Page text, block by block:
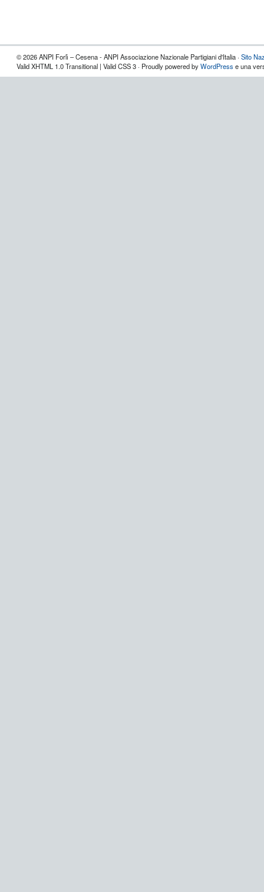
© 2026 ANPI Forlì – Cesena - ANPI Associazione Nazionale Partigiani d'Italia · Sito
Valid XHTML 1.0 Transitional | Valid CSS 3 · Proudly powered byWordPress e una